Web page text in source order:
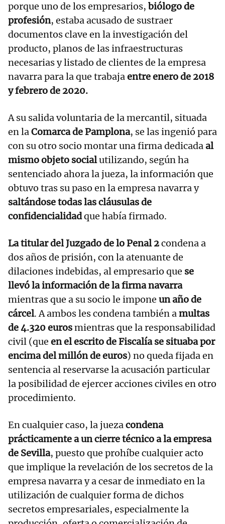
porque uno de los empresarios, biólogo de
profesión, estaba acusado de sustraer
documentos clave en la investigación del
producto, planos de las infraestructuras
necesarias y listado de clientes de la empresa
navarra para la que trabajaentre enero de 2018
y febrero de 2020.
A su salida voluntaria de la mercantil, situada
en laComarca de Pamplona, se las ingenió para
con su otro socio montar una firma dedicadaal
mismo objeto socialutilizando, según ha
sentenciado ahora la jueza, la información que
obtuvo tras su paso en la empresa navarra y
saltándose todas las cláusulas de
confidencialidadque había firmado.
La titular del Juzgado de lo Penal 2condena a
dos años de prisión, con la atenuante de
dilaciones indebidas, al empresario que se
llevó la información de la firma navarra
mientras que a su socio le impone un año de
cárcel. A ambos les condena también amultas
de 4.320 eurosmientras que la responsabilidad
civil (que en el escrito de Fiscalía se situaba por
encima del millón de euros) no queda fijada en
sentencia al reservarse la acusación particular
la posibilidad de ejercer acciones civiles en otro
procedimiento.
En cualquier caso, la juezacondena
prácticamente a un cierre técnico a la empresa
de Sevilla, puesto que prohíbe cualquier acto
que implique la revelación de los secretos de la
empresa navarra y a cesar de inmediato en la
utilización de cualquier forma de dichos
secretos empresariales, especialmente la